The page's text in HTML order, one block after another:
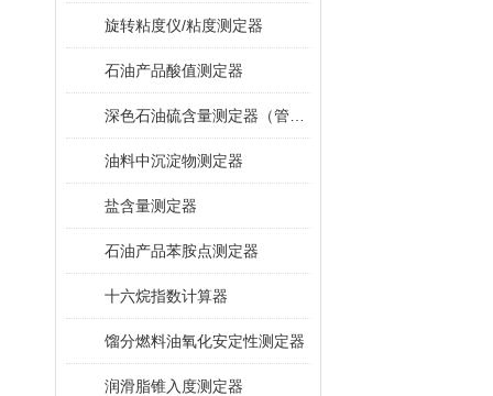
旋转粘度仪/粘度测定器
石油产品酸值测定器
油料中沉淀物测定器
盐含量测定器
石油产品苯胺点测定器
十六烷指数计算器
馏分燃料油氧化安定性测定器
润滑脂锥入度测定器